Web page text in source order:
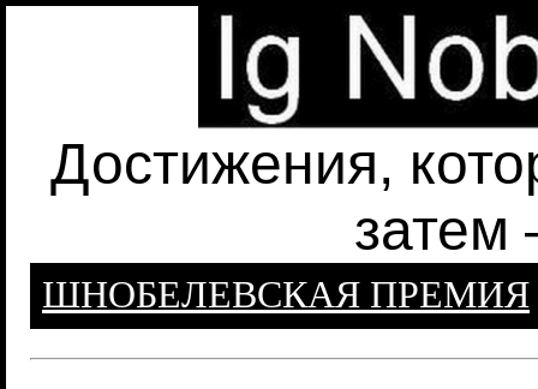
Достижения,
затем
ШНОБЕЛЕВСКАЯ ПРЕМИЯ